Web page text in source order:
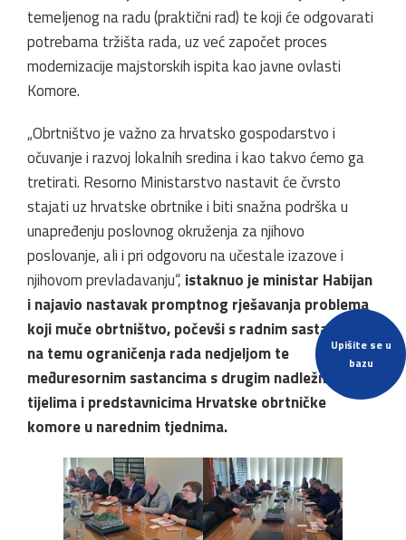
Upišite se u
bazu
temeljenog na radu (praktični rad) te koji će odgovarati
potrebama tržišta rada, uz već započet proces
modernizacije majstorskih ispita kao javne ovlasti
Komore.
„Obrtništvo je važno za hrvatsko gospodarstvo i
očuvanje i razvoj lokalnih sredina i kao takvo ćemo ga
tretirati. Resorno Ministarstvo nastavit će čvrsto
stajati uz hrvatske obrtnike i biti snažna podrška u
unapređenju poslovnog okruženja za njihovo
poslovanje, ali i pri odgovoru na učestale izazove i
njihovom prevladavanju“, istaknuo je ministar Habijan
i najavio nastavak promptnog rješavanja problema
koji muče obrtništvo, počevši s radnim sastankom
na temu ograničenja rada nedjeljom te
međuresornim sastancima s drugim nadležnim
tijelima i predstavnicima Hrvatske obrtničke
komore u narednim tjednima.